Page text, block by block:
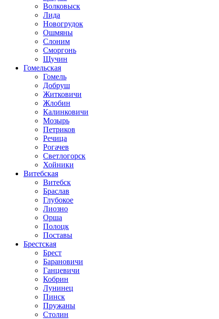
Волковыск
Лида
Новогрудок
Ошмяны
Слоним
Сморгонь
Щучин
Гомельская
Гомель
Добруш
Житковичи
Жлобин
Калинковичи
Мозырь
Петриков
Речица
Рогачев
Светлогорск
Хойники
Витебская
Витебск
Браслав
Глубокое
Лиозно
Орша
Полоцк
Поставы
Брестская
Брест
Барановичи
Ганцевичи
Кобрин
Лунинец
Пинск
Пружаны
Столин